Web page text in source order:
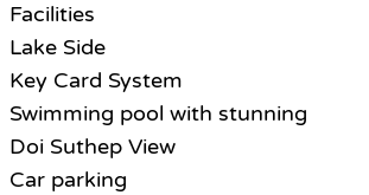
Facilities
Lake Side
Key Card System
Swimming pool with stunning
Doi Suthep View
Car parking